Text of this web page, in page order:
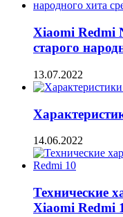
Xiaomi Redmi
старого
13.07.2022
14.06.2022
Технические
Xiaomi Redmi